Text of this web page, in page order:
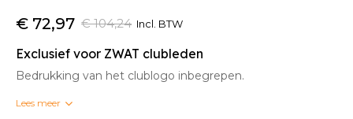
€ 104,24
€ 72,97 Incl. BTW
Exclusief voor ZWAT clubleden
Bedrukking van het clublogo inbegrepen.
Bedrukte clubkleding kan niet omgeruild worden.
Lees meer